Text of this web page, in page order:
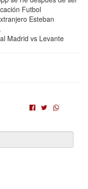
Futbol
Esteban
Madrid vs Levante